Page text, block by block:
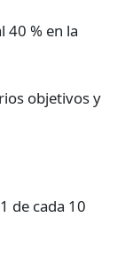
40 % en la
objetivos y
de cada 10